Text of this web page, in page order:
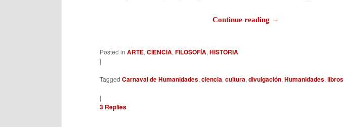
Continue reading →
Posted in ARTE,CIENCIA,FILOSOFÍA,HISTORIA
|
Tagged Carnaval de Humanidades,ciencia,cultura,divulgación,Humanidades,libros
|
3 Replies